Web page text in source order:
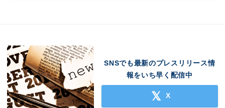
SNSでも最新のプレスリリース情
報をいち早く配信中
X